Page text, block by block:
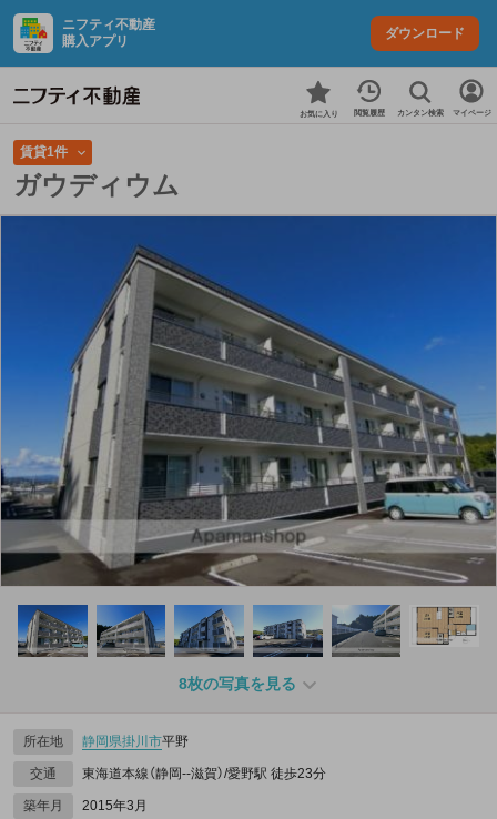
ニフティ不動産
購入アプリ
ダウンロード
お気に入り 閲覧履歴 カンタン検索 マイページ
賃貸1件
ガウディウム
8枚の写真を見る
所在地 静岡県掛川市平野
交通 東海道本線（静岡--滋賀）/愛野駅 徒歩23分
築年月 2015年3月